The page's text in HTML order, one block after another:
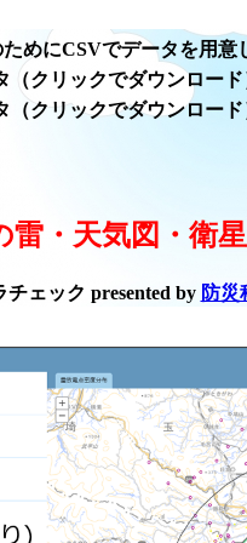
めにCSVでデータを用意
（クリックでダウンロード
（クリックでダウンロード
・天気図・衛
ェック presented by 防災